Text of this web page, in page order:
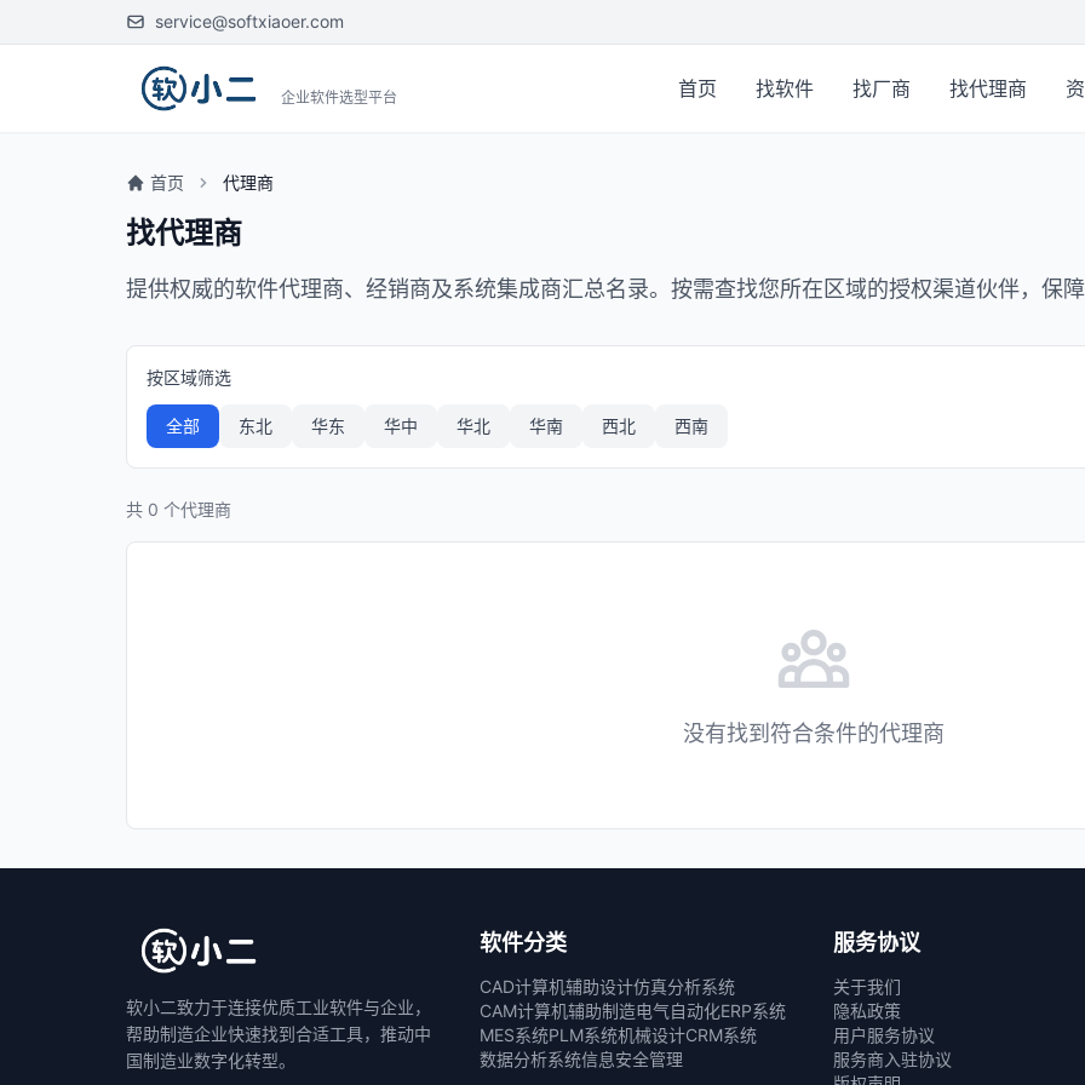
service@softxiaoer.com
企业软件选型平台 首页 找软件 找厂商 找代理商
首页 代理商
找代理商
提供权威的软件代理商、经销商及系统集成商汇总名录。按需查找您所在区域的授权渠道伙伴，保
按区域筛选
全部 东北 华东 华中 华北 华南 西北 西南
共 0 个代理商
没有找到符合条件的代理商
软小二致力于连接优质工业软件与企业，
帮助制造企业快速找到合适工具，推动中
国制造业数字化转型。
软件分类
CAD计算机辅助设计仿真分析系统
CAM计算机辅助制造电气自动化ERP系统
MES系统PLM系统机械设计CRM系统
数据分析系统信息安全管理
服务协议
关于我们
隐私政策
用户服务协议
服务商入驻协议